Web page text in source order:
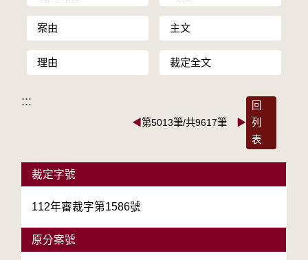
案由 主文
理由 裁定全文
:::
◀第5013筆/共9617筆 ▶
回
列
表
裁定字號
112年審裁字第1586號
原分案號